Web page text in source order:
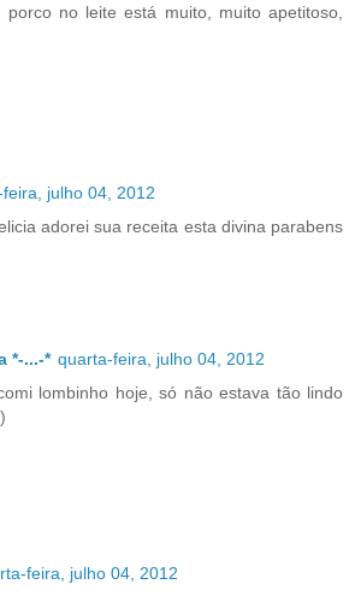
porco no leite está muito, muito apetitoso,
julho 04, 2012
adorei sua receita esta divina parabens
*-...-* quarta-feira, julho 04, 2012
lombinho hoje, só não estava tão lindo
feira, julho 04, 2012